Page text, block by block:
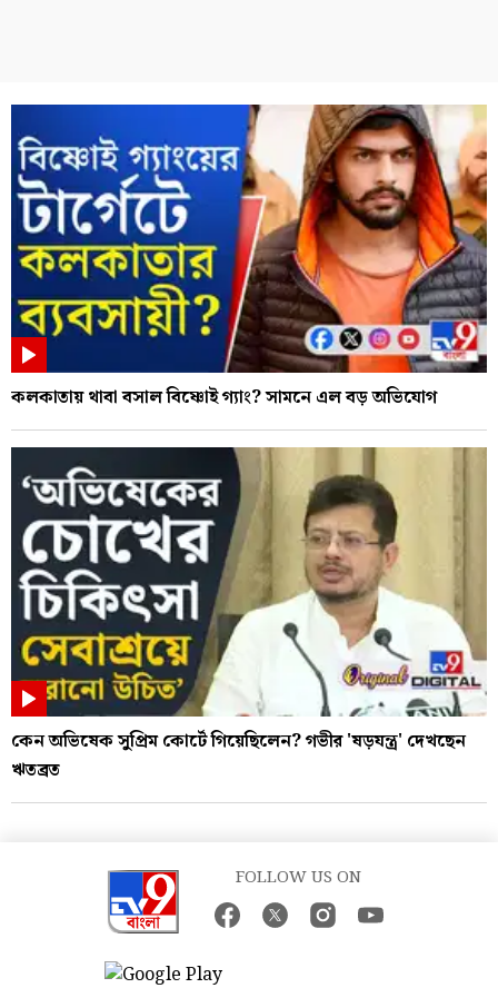
কলকাতায় থাবা বসাল বিষ্ণোই গ্যাং? সামনে এল বড় অভিযোগ
কেন অভিষেক সুপ্রিম কোর্টে গিয়েছিলেন? গভীর 'ষড়যন্ত্র' দেখছেন
ঋতব্রত
FOLLOW US ON